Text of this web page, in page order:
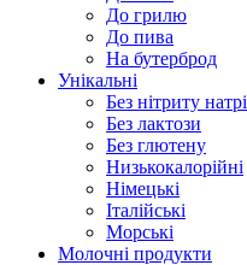
До грилю
До пива
На бутерброд
Унікальні
Без нітриту
Без лактози
Без глютену
Низькокалорійні
Німецькі
Iталійські
Морські
Молочні продукти